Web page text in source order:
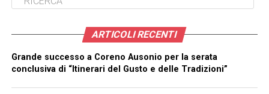
ARTICOLI RECENTI
Grande successo a Coreno Ausonio per la serata
conclusiva di “Itinerari del Gusto e delle Tradizioni”